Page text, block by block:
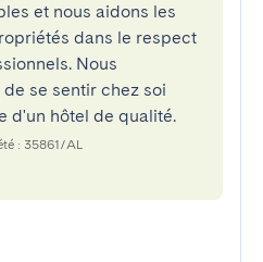
et nous aidons les
dans le respect
Nous
se sentir chez soi
d'un hôtel de qualité.
: 35861/AL